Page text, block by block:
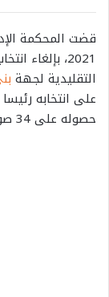
2021،
التقليدية لجهة
على انتخابه
حصوله على 34 صوت لصالحه مقابل أربعة أصوات لمنافسه .